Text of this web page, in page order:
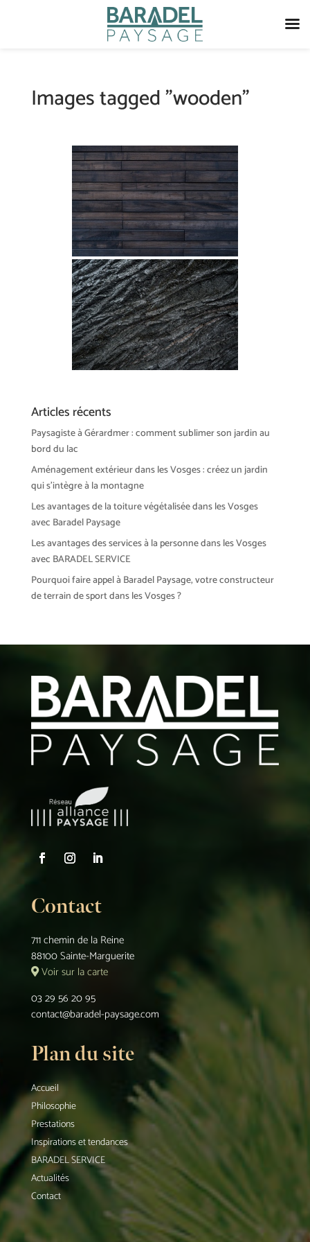
Images tagged "wooden"
Articles récents
Paysagiste à Gérardmer : comment sublimer son jardin au
bord du lac
Aménagement extérieur dans les Vosges : créez un jardin
qui s’intègre à la montagne
Les avantages de la toiture végétalisée dans les Vosges
avec Baradel Paysage
Les avantages des services à la personne dans les Vosges
avec BARADEL SERVICE
Pourquoi faire appel à Baradel Paysage, votre constructeur
de terrain de sport dans les Vosges ?
Contact
711 chemin de la Reine
88100 Sainte-Marguerite
Voir sur la carte
03 29 56 20 95
contact@baradel-paysage.com
Plan du site
Accueil
Philosophie
Prestations
Inspirations et tendances
BARADEL SERVICE
Actualités
Contact